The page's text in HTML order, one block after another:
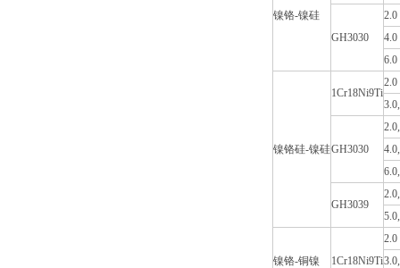
镍铬-镍硅
GH3030
2.0
4.0
6.0
镍铬硅-镍硅
1Cr18Ni9Ti
2.0
GH3030
GH3039
镍铬-铜镍 1Cr18Ni9Ti
2.0